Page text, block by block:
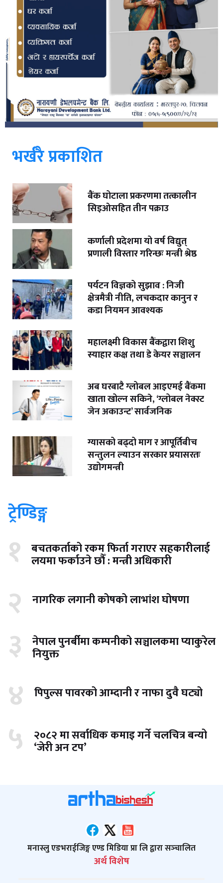
भर्खरै प्रकाशित
बैंक घोटाला प्रकरणमा तत्कालीन
सिइओसहित तीन पक्राउ
कर्णाली प्रदेशमा यो वर्ष विद्युत्
प्रणाली विस्तार गरिन्छः मन्त्री श्रेष्ठ
पर्यटन विज्ञको सुझाव : निजी
क्षेत्रमैत्री नीति, लचकदार कानुन र
कडा नियमन आवश्यक
महालक्ष्मी विकास बैंकद्वारा शिशु
स्याहार कक्ष तथा डे केयर सञ्चालन
अब घरबाटै ग्लोबल आइएमई बैंकमा
खाता खोल्न सकिने, ‘ग्लोबल नेक्स्ट
जेन अकाउन्ट’ सार्वजनिक
ग्यासको बढ्दो माग र आपूर्तिबीच
सन्तुलन ल्याउन सरकार प्रयासरतः
उद्योगमन्त्री
ट्रेण्डिङ्ग
१ बचतकर्ताको रकम फिर्ता गराएर सहकारीलाई
लयमा फर्काउने छौँ : मन्त्री अधिकारी
२ नागरिक लगानी कोषको लाभांश घोषणा
३ नेपाल पुनर्बीमा कम्पनीको सञ्चालकमा प्याकुरेल
नियुक्त
४ पिपुल्स पावरको आम्दानी र नाफा दुवै घट्यो
५ २०८२ मा सर्वाधिक कमाइ गर्ने चलचित्र बन्यो
‘जेरी अन टप’
मनास्लु एडभराईजिङ्ग एण्ड मिडिया प्रा लि द्वारा सञ्‍चालित
अर्थ विशेष